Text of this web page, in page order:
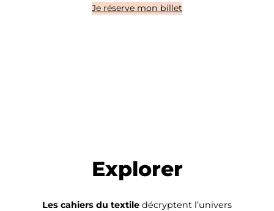
Je réserve mon billet
Explorer
Les cahiers du textile décryptent l’univers